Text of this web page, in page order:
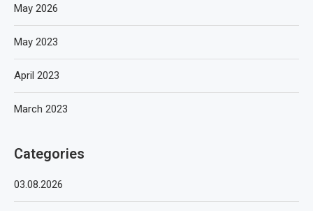
May 2026
May 2023
April 2023
March 2023
Categories
03.08.2026